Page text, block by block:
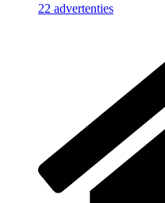
22 advertenties